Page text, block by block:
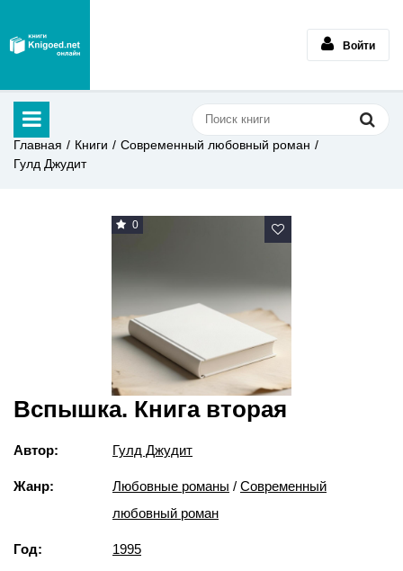
Войти
Главная Книги
Современный любовный роман
Гулд Джудит
0
Вспышка. Книга вторая
Автор: Гулд Джудит
Жанр: Любовные романы / Современный
любовный роман
Год: 1995